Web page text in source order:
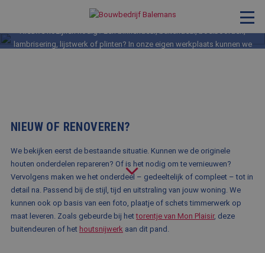
KLEINERE WERKEN & ONDERHOUD
OVER ONS
PROJECTEN
REFERENTIES
lambrisering, lijstwerk of plinten? In onze eigen werkplaats kunnen we
NIEUW OF RENOVEREN?
We bekijken eerst de bestaande situatie. Kunnen we de originele
houten onderdelen repareren? Of is het nodig om te vernieuwen?
Vervolgens maken we het onderdeel – gedeeltelijk of compleet – tot in
detail na. Passend bij de stijl, tijd en uitstraling van jouw woning. We
kunnen ook op basis van een foto, plaatje of schets timmerwerk op
maat leveren. Zoals gebeurde bij hettorentje van Mon Plaisir, deze
buitendeuren of het houtsnijwerk aan dit pand.